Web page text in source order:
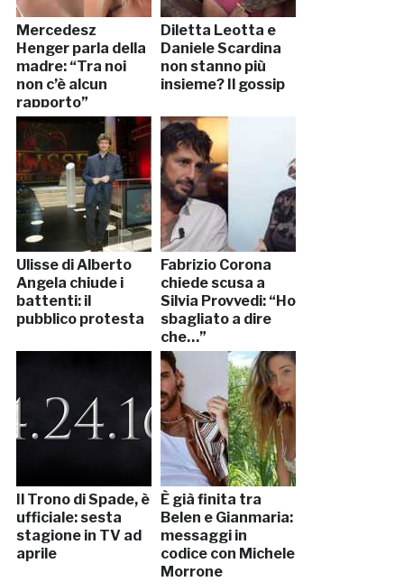
Mercedesz
Henger parla della
madre: “Tra noi
non c’è alcun
rapporto”
Diletta Leotta e
Daniele Scardina
non stanno più
insieme? Il gossip
Ulisse di Alberto
Angela chiude i
battenti: il
pubblico protesta
Fabrizio Corona
chiede scusa a
Silvia Provvedi: “Ho
sbagliato a dire
che…”
Il Trono di Spade, è
ufficiale: sesta
stagione in TV ad
aprile
È già finita tra
Belen e Gianmaria:
messaggi in
codice con Michele
Morrone